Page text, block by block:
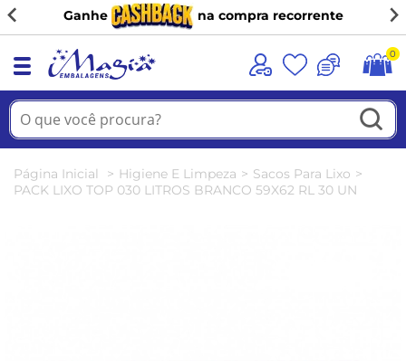
Ganhe na compra recorrente
0
Página Inicial Higiene E Limpeza
Sacos Para Lixo
PACK LIXO TOP 030 LITROS BRANCO 59X62 RL 30 UN